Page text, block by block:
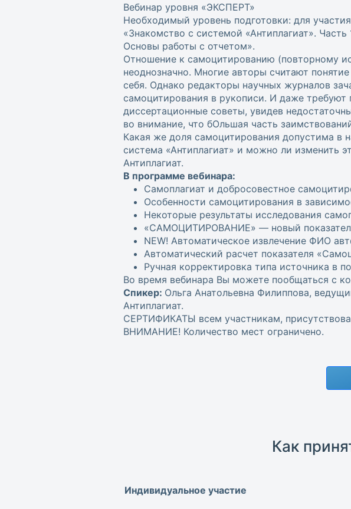
Вебинар уровня «ЭКСПЕРТ»
Необходимый уровень подготовки: для
«Знакомство с системой «Антиплагиат».
Основы работы с отчетом».
Отношение к самоцитированию (повторному
неоднозначно. Многие авторы считают
себя. Однако редакторы научных журналов
самоцитирования в рукописи. И даже требуют
диссертационные советы, увидев
во внимание, что бОльшая часть
Какая же доля самоцитирования допустима в
система «Антиплагиат» и можно ли изменить
Антиплагиат.
В программе вебинара:
Самоплагиат и добросовестное
Особенности самоцитирования в
Некоторые результаты исследования
«САМОЦИТИРОВАНИЕ» — новый
NEW! Автоматическое извлечение ФИО
Автоматический расчет показателя
Ручная корректировка типа источника в
Во время вебинара Вы можете пообщаться с
Спикер: Ольга Анатольевна Филиппова,
Антиплагиат.
СЕРТИФИКАТЫ всем участникам,
ВНИМАНИЕ! Количество мест ограничено.
Как
Индивидуальное участие